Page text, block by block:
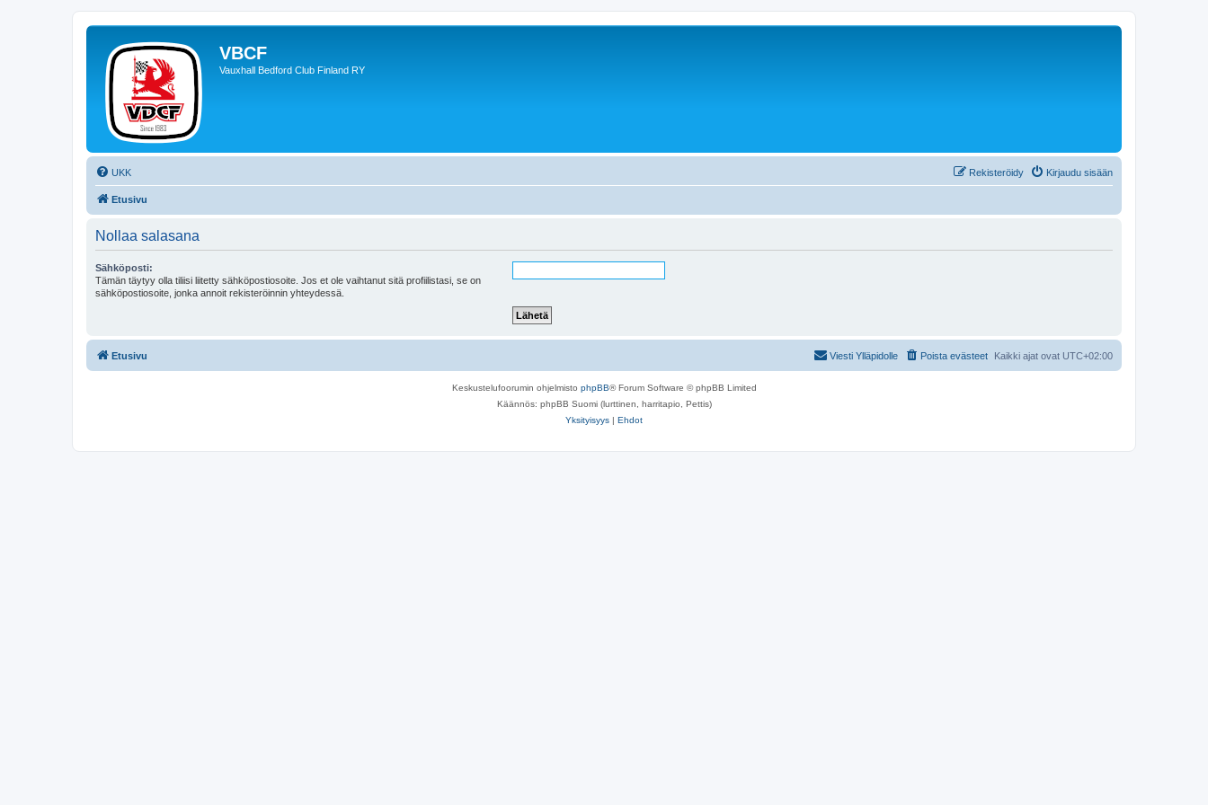
VBCF
Vauxhall Bedford Club Finland RY
UKK Kirjaudu sisään
Rekisteröidy
Etusivu
Nollaa salasana
Sähköposti:
Tämän täytyy olla tiliisi liitetty sähköpostiosoite. Jos et ole vaihtanut sitä profiilistasi, se on
sähköpostiosoite, jonka annoit rekisteröinnin yhteydessä.
Etusivu Kaikki ajat ovat UTC+02:00
Poista evästeet
Viesti Ylläpidolle
Keskustelufoorumin ohjelmisto phpBB® Forum Software © phpBB Limited
Käännös: phpBB Suomi (lurttinen, harritapio, Pettis)
Yksityisyys | Ehdot